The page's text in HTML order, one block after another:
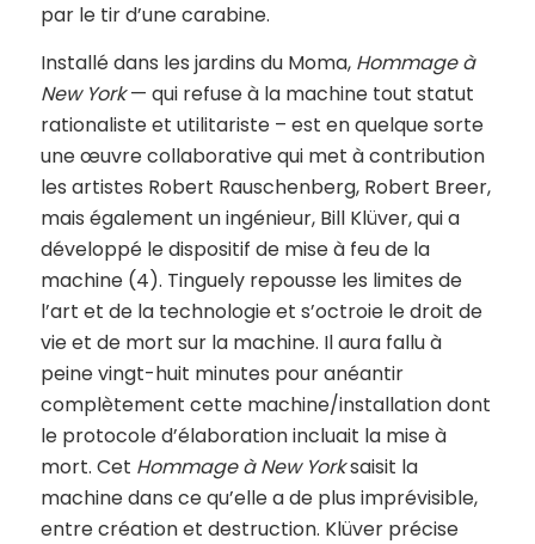
par le tir d’une carabine.
Installé dans les jardins du Moma, Hommage à
New York— qui refuse à la machine tout statut
rationaliste et utilitariste – est en quelque sorte
une œuvre collaborative qui met à contribution
les artistes Robert Rauschenberg, Robert Breer,
mais également un ingénieur, Bill Klüver, qui a
développé le dispositif de mise à feu de la
machine (4). Tinguely repousse les limites de
l’art et de la technologie et s’octroie le droit de
vie et de mort sur la machine. Il aura fallu à
peine vingt-huit minutes pour anéantir
complètement cette machine/installation dont
le protocole d’élaboration incluait la mise à
mort. Cet Hommage à New Yorksaisit la
machine dans ce qu’elle a de plus imprévisible,
entre création et destruction. Klüver précise